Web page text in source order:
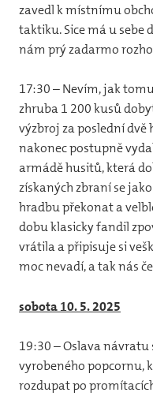
zavedl k místnímu
taktiku. Sice má u sebe
nám prý zadarmo
17:30 – Nevím, jak
zhruba 1 200 kusů
výzbroj za poslední
nakonec postupně
armádě husitů, která
získaných zbraní se
hradbu překonat a
dobu klasicky fandil
vrátila a připisuje si
moc nevadí, a tak nás
sobota 10. 5. 2025
19:30 – Oslava
vyrobeného popcornu,
rozdupat po